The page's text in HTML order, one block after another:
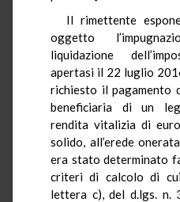
Il rimettente
oggetto
liquidazione
apertasi il 22 luglio
richiesto il pagamento
beneficiaria di un
rendita vitalizia di
solido, all’erede
era stato determinato
criteri di calcolo di
lettera c), del d.lgs. n.